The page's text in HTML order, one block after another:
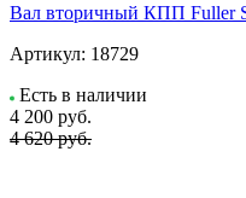
Вал вторичный КПП Fuller
Артикул: 18729
Есть в наличии
4 200 руб.
4 620 руб.